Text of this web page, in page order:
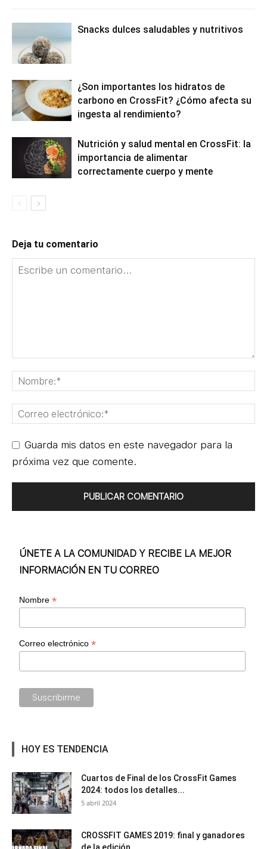
Snacks dulces saludables y nutritivos
¿Son importantes los hidratos de
carbono en CrossFit? ¿Cómo afecta su
ingesta al rendimiento?
Nutrición y salud mental en CrossFit: la
importancia de alimentar
correctamente cuerpo y mente
Deja tu comentario
Guarda mis datos en este navegador para la
próxima vez que comente.
ÚNETE A LA COMUNIDAD Y RECIBE LA MEJOR
INFORMACIÓN EN TU CORREO
Nombre*
Correo electrónico*
HOY ES TENDENCIA
Cuartos de Final de los CrossFit Games
2024: todos los detalles...
5 abril 2024
CROSSFIT GAMES 2019: final y ganadores
de la edición